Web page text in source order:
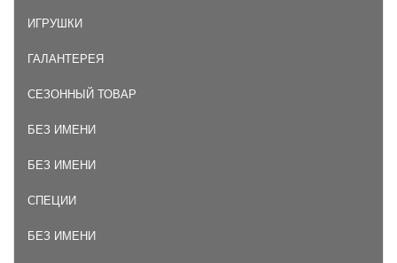
ИГРУШКИ
ГАЛАНТЕРЕЯ
СЕЗОННЫЙ ТОВАР
БЕЗ ИМЕНИ
БЕЗ ИМЕНИ
СПЕЦИИ
БЕЗ ИМЕНИ